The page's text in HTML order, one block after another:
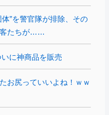
”を警官隊が排除、その
客たちが……
いに神商品を販売
お尻っていいよね！ｗｗ